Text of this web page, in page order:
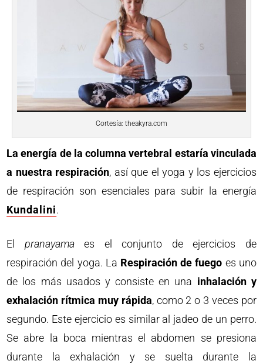
Cortesía: theakyra.com
La energía de la columna vertebral estaría vinculada
a nuestra respiración, así que el yoga y los ejercicios
de respiración son esenciales para subir la energía
Kundalini.
El pranayamaes el conjunto de ejercicios de
respiración del yoga. La Respiración de fuego es uno
de los más usados y consiste en una inhalación y
exhalación rítmica muy rápida, como 2 o 3 veces por
segundo. Este ejercicio es similar al jadeo de un perro.
Se abre la boca mientras el abdomen se presiona
durante la exhalación y se suelta durante la